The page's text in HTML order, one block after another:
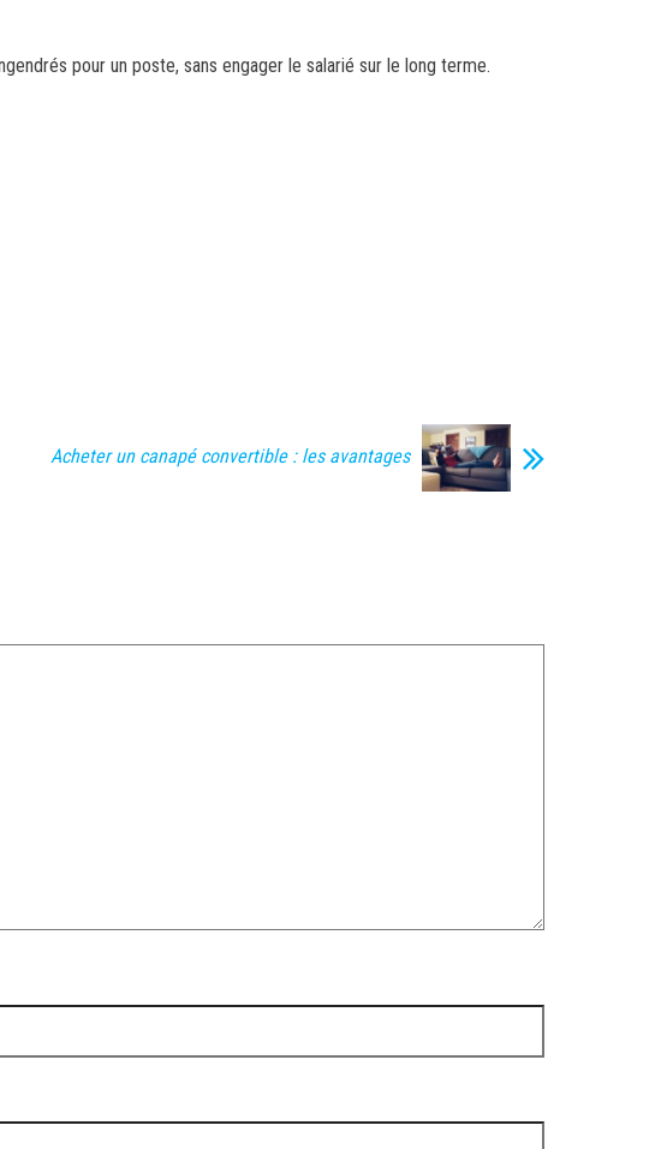
pour un poste, sans engager le salarié sur le long terme.
Acheter un canapé convertible : les avantages